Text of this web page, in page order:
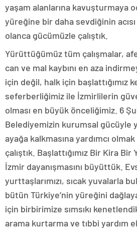
yaşam alanlarına kavuşturmaya
yüreğine bir daha sevdiğinin
olanca gücümüzle çalıştık.
Yürüttüğümüz tüm çalışmalar,
can ve mal kaybını en aza
için değil, halk için başlattığımız
seferberliğimiz ile İzmirlilerin
olması en büyük önceliğimiz. 6
Belediyemizin kurumsal gücüyle
ayağa kalkmasına yardımcı
çalıştık. Başlattığımız Bir Kira
İzmir dayanışmasını büyüttük.
yurttaşlarımızı, sıcak yuvalarla
bütün Türkiye’nin yüreğini
için birbirimize sımsıkı
arama kurtarma ve tıbbi yardım